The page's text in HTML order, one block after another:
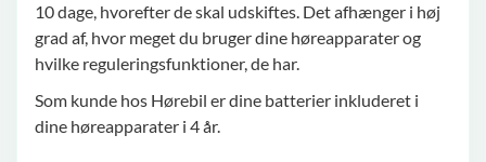
10 dage, hvorefter de skal udskiftes. Det afhænger i høj
grad af, hvor meget du bruger dine høreapparater og
hvilke reguleringsfunktioner, de har.
Som kunde hos Hørebil er dine batterier inkluderet i
dine høreapparater i 4 år.